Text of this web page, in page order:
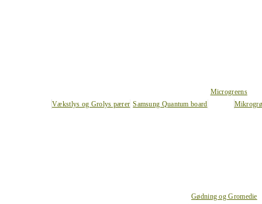
Vækstlys og Grolys pærer Samsung Quantum board
Microgreens
Gødning og Gromedie